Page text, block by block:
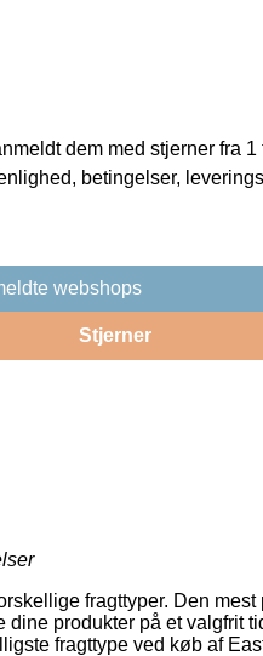
dem med stjerner fra 1
betingelser,
webshops
Stjerner
fragttyper. Den
produkter på et valgfrit
fragttype ved køb af